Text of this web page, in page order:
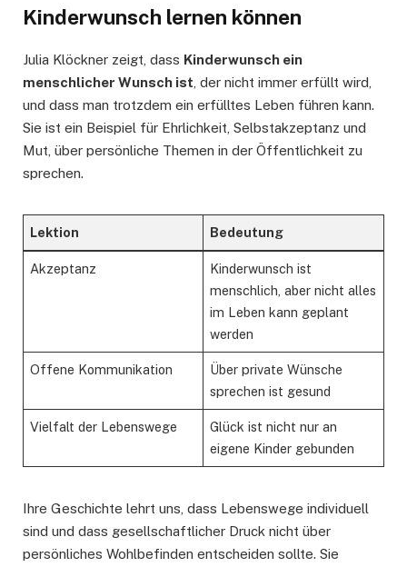
Kinderwunsch lernen können
Julia Klöckner zeigt, dass Kinderwunsch ein
menschlicher Wunsch ist , der nicht immer erfüllt wird,
und dass man trotzdem ein erfülltes Leben führen kann.
Sie ist ein Beispiel für Ehrlichkeit, Selbstakzeptanz und
Mut, über persönliche Themen in der Öffentlichkeit zu
sprechen.
Lektion Bedeutung
Akzeptanz
Kinderwunsch ist
menschlich, aber nicht alles
im Leben kann geplant
werden
Offene Kommunikation
Über private Wünsche
sprechen ist gesund
Vielfalt der Lebenswege
Glück ist nicht nur an
eigene Kinder gebunden
Ihre Geschichte lehrt uns, dass Lebenswege individuell
sind und dass gesellschaftlicher Druck nicht über
persönliches Wohlbefinden entscheiden sollte. Sie